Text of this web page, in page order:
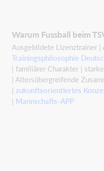
Warum Fussball beim
Ausgebildete Lizenztrainer |
Trainingsphilosophie
| familiärer Charakter |
| Altersübergreifende
| zukunftsorientiertes
| Mannschafts-APP